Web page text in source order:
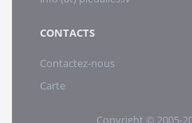
CONTACTS
Contactez-nous
Carte
Copyright © 2005-